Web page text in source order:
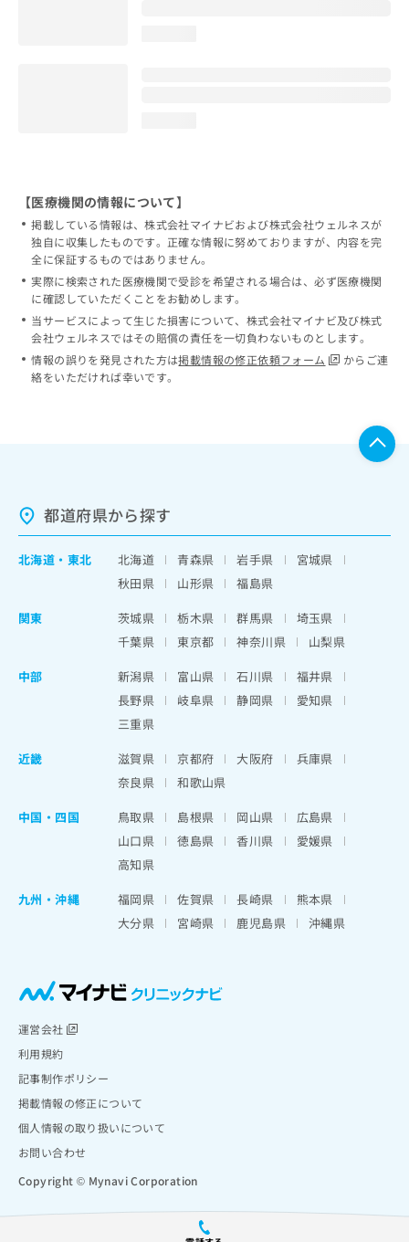
【医療機関の情報について】
掲載している情報は、株式会社マイナビおよび株式会社ウェルネスが
独自に収集したものです。正確な情報に努めておりますが、内容を完
全に保証するものではありません。
実際に検索された医療機関で受診を希望される場合は、必ず医療機関
に確認していただくことをお勧めします。
当サービスによって生じた損害について、株式会社マイナビ及び株式
会社ウェルネスではその賠償の責任を一切負わないものとします。
情報の誤りを発見された方は掲載情報の修正依頼フォーム
からご連
絡をいただければ幸いです。
都道府県から探す
北海道 ・ 東北 北海道 青森県 岩手県
宮城県
秋田県
山形県
福島県
関東
茨城県 栃木県 群馬県
埼玉県
千葉県
東京都 神奈川県
山梨県
中部
新潟県 富山県 石川県
福井県
長野県
岐阜県 静岡県
愛知県
三重県
近畿
滋賀県 京都府 大阪府
兵庫県
奈良県
和歌山県
中国・四国
鳥取県 島根県 岡山県
広島県
山口県
徳島県 香川県
愛媛県
高知県
九州・沖縄
福岡県 佐賀県 長崎県
熊本県
大分県
宮崎県 鹿児島県 沖縄県
運営会社
利用規約
記事制作ポリシー
掲載情報の修正について
個人情報の取り扱いについて
お問い合わせ
Copyright © Mynavi Corporation